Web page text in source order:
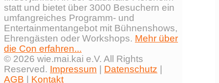
statt und bietet über 3000 Besuchern ein
umfangreiches Programm- und
Entertainmentangebot mit Bühnenshows,
Ehrengästen oder Workshops. Mehr über
die Con erfahren...
© 2026 wie.mai.kai e.V. All Rights
Reserved. Impressum Datenschutz
AGB
Kontakt